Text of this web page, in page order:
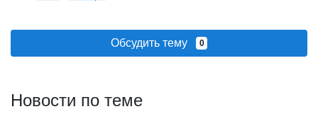
Обсудить тему 0
Новости по теме